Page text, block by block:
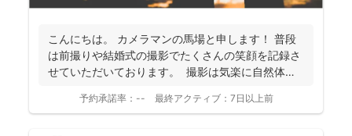
こんにちは。 カメラマンの馬場と申します！ 普段
は前撮りや結婚式の撮影でたくさんの笑顔を記録さ
せていただいております。 撮影は気楽に自然体な
予約承諾率： -- 最終アクティブ： 7日以上前